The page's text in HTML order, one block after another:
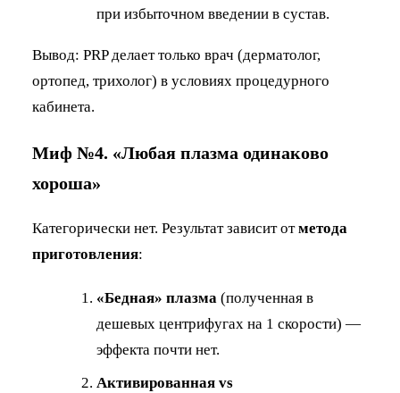
при избыточном введении в сустав.
Вывод: PRP делает только врач (дерматолог,
ортопед, трихолог) в условиях процедурного
кабинета.
Миф №4. «Любая плазма одинаково
хороша»
Категорически нет. Результат зависит отметода
приготовления:
«Бедная» плазма (полученная в
дешевых центрифугах на 1 скорости) —
эффекта почти нет.
Активированная vs